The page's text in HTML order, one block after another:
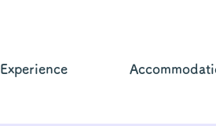
Experience